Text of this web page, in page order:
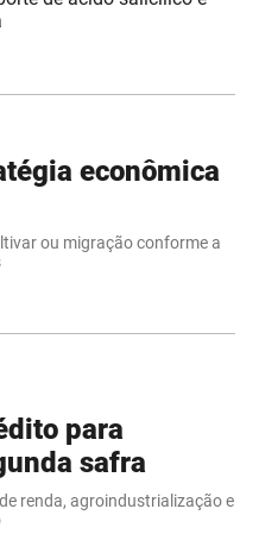
econômica
ou migração conforme a
para
safra
renda, agroindustrialização e